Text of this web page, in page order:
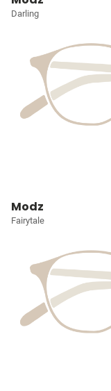
Darling
Modz
Fairytale